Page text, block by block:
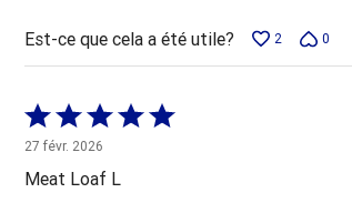
Est-ce que cela a été utile? 2 0
Coté
5 sur
5
27 févr. 2026
Meat Loaf L